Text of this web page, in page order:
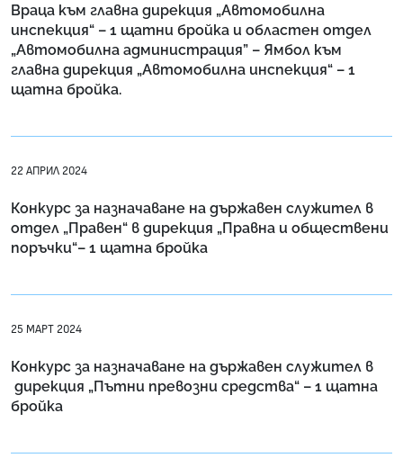
Враца към главна дирекция „Автомобилна
инспекция“ – 1 щатни бройка и областен отдел
„Автомобилна администрация” – Ямбол към
главна дирекция „Автомобилна инспекция“ – 1
щатна бройка.
22 АПРИЛ 2024
Конкурс за назначаване на държавен служител в
отдел „Правен“ в дирекция „Правна и обществени
поръчки“– 1 щатнa бройкa
25 МАРТ 2024
Конкурс за назначаване на държавен служител в
дирекция „Пътни превозни средства“ – 1 щатна
бройка